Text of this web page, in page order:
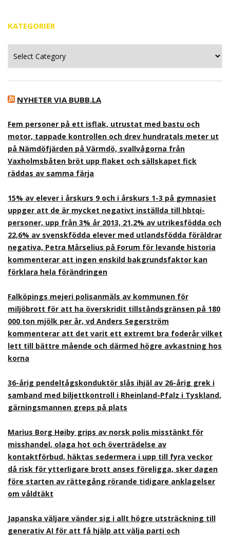
KATEGORIER
NYHETER VIA BUBB.LA
Fem personer på ett isflak, utrustat med bastu och
motor, tappade kontrollen och drev hundratals meter ut
på Nämdöfjärden på Värmdö, svallvågorna från
Vaxholmsbåten bröt upp flaket och sällskapet fick
räddas av samma färja
15% av elever i årskurs 9 och i årskurs 1-3 på gymnasiet
uppger att de är mycket negativt inställda till hbtqi-
personer, upp från 3% år 2013, 21,2% av utrikesfödda och
22,6% av svenskfödda elever med utlandsfödda föräldrar
negativa, Petra Mårselius på Forum för levande historia
kommenterar att ingen enskild bakgrundsfaktor kan
förklara hela förändringen
Falköpings mejeri polisanmäls av kommunen för
miljöbrott för att ha överskridit tillståndsgränsen på 180
000 ton mjölk per år, vd Anders Segerström
kommenterar att det varit ett extremt bra foderår vilket
lett till bättre mående och därmed högre avkastning hos
korna
36-årig pendeltågskonduktör slås ihjäl av 26-årig grek i
samband med biljettkontroll i Rheinland-Pfalz i Tyskland,
gärningsmannen greps på plats
Marius Borg Høiby grips av norsk polis misstänkt för
misshandel, olaga hot och överträdelse av
kontaktförbud, häktas sedermera i upp till fyra veckor
då risk för ytterligare brott anses föreligga, sker dagen
före starten av rättegång rörande tidigare anklagelser
om våldtäkt
Japanska väljare vänder sig i allt högre utsträckning till
generativ AI för att få hjälp att välja parti och